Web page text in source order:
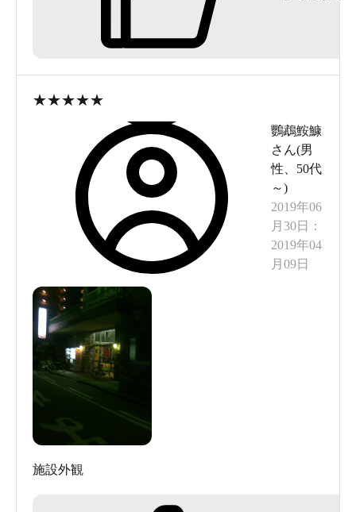
★★★★★
鸚鵡鮟鱇
さん(男
性
50代
～)
2019年06
月30日
：
2019年04
月09日
施設外観